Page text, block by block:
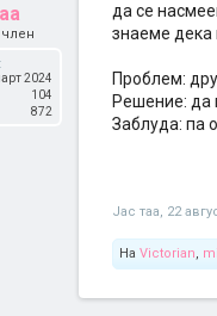
член
2024
104
872
да се
знаеме дека
Проблем:
Решение: да
Заблуда: па
Јас таа, 22
На Victorian,